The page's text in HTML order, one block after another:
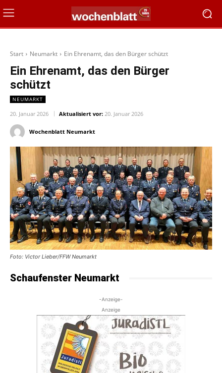
Start Neumarkt Ein Ehrenamt, das den Bürger schützt
Ein Ehrenamt, das den Bürger
schützt
NEUMARKT
20. Januar 2026 Aktualisiert vor: 20. Januar 2026
Wochenblatt Neumarkt
Foto: Victor Lieber/FFW Neumarkt
Schaufenster Neumarkt
-Anzeige-
Anzeige